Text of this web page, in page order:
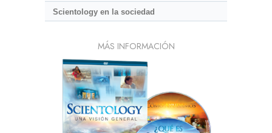
Scientology en la sociedad
MÁS INFORMACIÓN